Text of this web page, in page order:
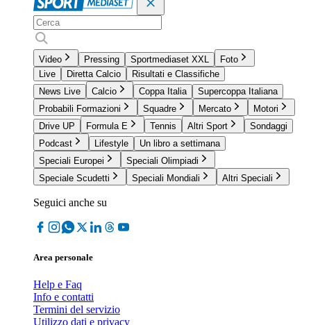
Video Pressing Sportmediaset XXL
Foto
Live
Diretta Calcio
Risultati e Classifiche
News Live
Calcio Coppa Italia
Supercoppa Italiana
Probabili Formazioni
Squadre Mercato
Motori
Drive UP
Formula E Tennis Altri Sport
Sondaggi
Podcast
Lifestyle
Un libro a settimana
Speciali Europei
Speciali Olimpiadi
Speciale Scudetti
Speciali Mondiali Altri Speciali
Seguici anche su
Area personale
Help e Faq
Info e contatti
Termini del servizio
Utilizzo dati e privacy